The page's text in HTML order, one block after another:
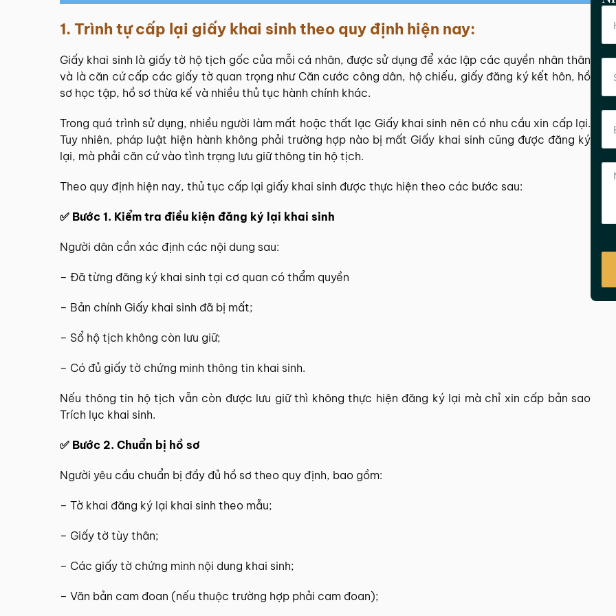
1. Trình tự cấp lại giấy khai sinh theo quy định hiện nay:
Giấy khai sinh là giấy tờ hộ tịch gốc của mỗi cá nhân, được sử dụng để xác lập các quyền nhân thân
và là căn cứ cấp các giấy tờ quan trọng như Căn cước công dân, hộ chiếu, giấy đăng ký kết hôn, hồ
sơ học tập, hồ sơ thừa kế và nhiều thủ tục hành chính khác.
Trong quá trình sử dụng, nhiều người làm mất hoặc thất lạc Giấy khai sinh nên có nhu cầu xin cấp lại.
Tuy nhiên, pháp luật hiện hành không phải trường hợp nào bị mất Giấy khai sinh cũng được đăng ký
lại, mà phải căn cứ vào tình trạng lưu giữ thông tin hộ tịch.
Theo quy định hiện nay, thủ tục cấp lại giấy khai sinh được thực hiện theo các bước sau:
✅ Bước 1. Kiểm tra điều kiện đăng ký lại khai sinh
Người dân cần xác định các nội dung sau:
– Đã từng đăng ký khai sinh tại cơ quan có thẩm quyền
– Bản chính Giấy khai sinh đã bị mất;
– Sổ hộ tịch không còn lưu giữ;
– Có đủ giấy tờ chứng minh thông tin khai sinh.
Nếu thông tin hộ tịch vẫn còn được lưu giữ thì không thực hiện đăng ký lại mà chỉ xin cấp bản sao
Trích lục khai sinh.
✅ Bước 2. Chuẩn bị hồ sơ
Người yêu cầu chuẩn bị đầy đủ hồ sơ theo quy định, bao gồm:
– Tờ khai đăng ký lại khai sinh theo mẫu;
– Giấy tờ tùy thân;
– Các giấy tờ chứng minh nội dung khai sinh;
– Văn bản cam đoan (nếu thuộc trường hợp phải cam đoan);